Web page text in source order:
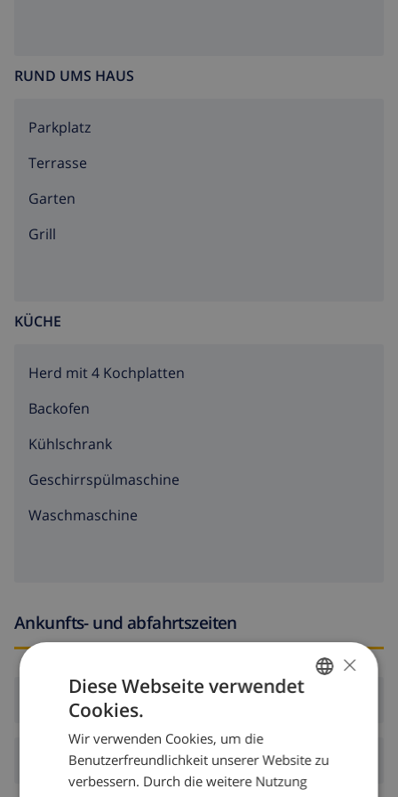
RUND UMS HAUS
Parkplatz
Terrasse
Garten
Grill
KÜCHE
Herd mit 4 Kochplatten
Backofen
Kühlschrank
Geschirrspülmaschine
Waschmaschine
Ankunfts- und abfahrtszeiten
Ankunft: Ab 16:00 vor 19:00
Abreise:Vor: 10:00
DUTCH
×
Diese Webseite verwendet
Cookies.
Wir verwenden Cookies, um die
Benutzerfreundlichkeit unserer Website zu
verbessern. Durch die weitere Nutzung